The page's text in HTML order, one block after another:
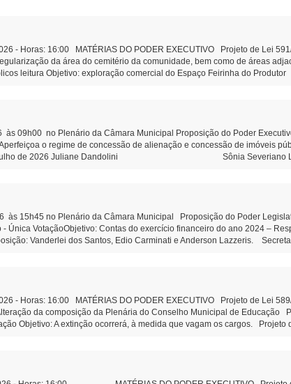
- Horas: 16:00 MATÉRIAS DO PODER EXECUTIVO Projeto de Lei
da área do cemitério da comunidade, bem como de áreas
leitura Objetivo: exploração comercial do Espaço Feirinha do
de Lei 589/2026 - Altera Lei 1.826/2006 do Cons. Municipal de
Projeto de Lei 590/2026 - Institui o Fórum Municipal de
DA CÂMARA MUNICIPAL Projeto de Resolução 03/2026 -
do Município de São Miguel do Iguaçu, e dá outras providências.
Objetivo: Corrigir uma defasagem remuneratória do cargo Aux.de
- Faixa de estacionamento na rua coberta Addy Maria Dall’Oglio
PR, em 31 de julho de 2026 Juliane Dandolini
às 09h00 no Plenário da Câmara Municipal Proposição do Poder
o regime de concessão de alienação e concessão de imóveis
em 13 julho de 2026 Juliane Dandolini Sônia
às 15h45 no Plenário da Câmara Municipal Proposição do Poder
Única VotaçãoObjetivo: Contas do exercício financeiro do ano 2024 –
Vanderlei dos Santos, Edio Carminati e Anderson Lazzeris.
- Horas: 16:00 MATÉRIAS DO PODER EXECUTIVO Projeto de Lei
da composição da Plenária do Conselho Municipal de Educação
Objetivo: A extinção ocorrerá, à medida que vagam os cargos. Projeto
Objetivo: Apoio as atividades culturais da entidade PROPOSIÇÕES DA
I- Aguarda 2ª votação Autor: Vereador Evandro Indicação 78/2026